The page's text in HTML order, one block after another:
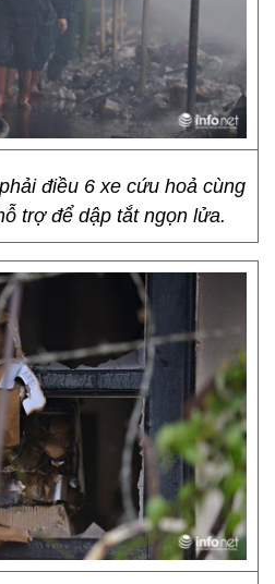
điều 6 xe cứu hoả cùng
trợ để dập tắt ngọn lửa.